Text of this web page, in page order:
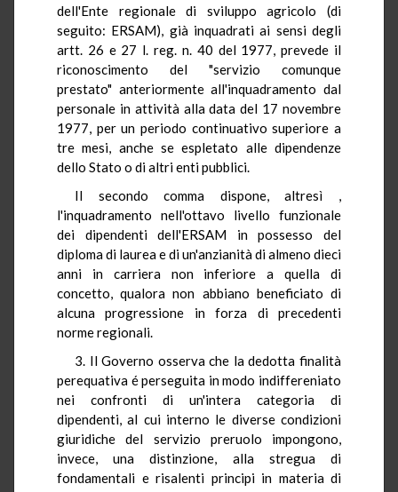
dell'Ente regionale di sviluppo agricolo (di
seguito: ERSAM), già inquadrati ai sensi degli
artt. 26 e 27 l. reg. n. 40 del 1977, prevede il
riconoscimento del "servizio comunque
prestato" anteriormente all'inquadramento dal
personale in attività alla data del 17 novembre
1977, per un periodo continuativo superiore a
tre mesi, anche se espletato alle dipendenze
dello Stato o di altri enti pubblici.
Il secondo comma dispone, altresì ,
l'inquadramento nell'ottavo livello funzionale
dei dipendenti dell'ERSAM in possesso del
diploma di laurea e di un'anzianità di almeno dieci
anni in carriera non inferiore a quella di
concetto, qualora non abbiano beneficiato di
alcuna progressione in forza di precedenti
norme regionali.
3. Il Governo osserva che la dedotta finalità
perequativa é perseguita in modo indiffereniato
nei confronti di un'intera categoria di
dipendenti, al cui interno le diverse condizioni
giuridiche del servizio preruolo impongono,
invece, una distinzione, alla stregua di
fondamentali e risalenti principi in materia di